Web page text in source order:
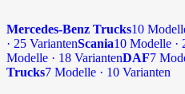
Mercedes-Benz Trucks10
· 25 VariantenScania10 Modelle ·
Modelle · 18 VariantenDAF7
Trucks7 Modelle · 10 Varianten